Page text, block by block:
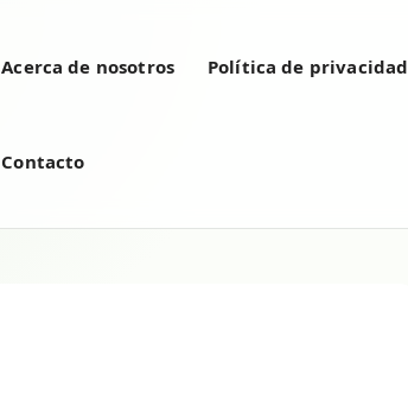
Acerca de nosotros Política de privacidad
Contacto